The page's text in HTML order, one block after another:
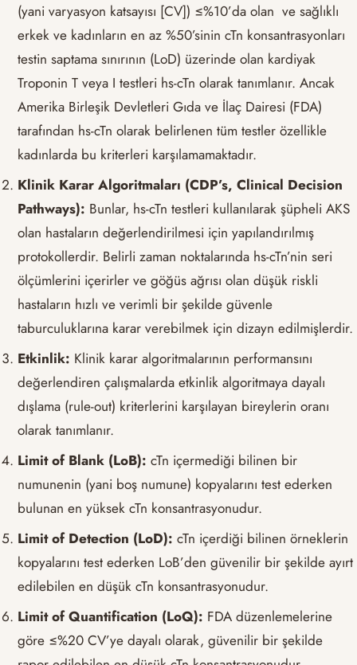
(yani varyasyon katsayısı [CV]) ≤%10’da olan ve sağlıklı
erkek ve kadınların en az %50’sinin cTn konsantrasyonları
testin saptama sınırının (LoD) üzerinde olan kardiyak
Troponin T veya I testleri hs-cTn olarak tanımlanır. Ancak
Amerika Birleşik Devletleri Gıda ve İlaç Dairesi (FDA)
tarafından hs-cTn olarak belirlenen tüm testler özellikle
kadınlarda bu kriterleri karşılamamaktadır.
Klinik Karar Algoritmaları (CDP’s, Clinical Decision
Pathways): Bunlar, hs-cTn testleri kullanılarak şüpheli AKS
olan hastaların değerlendirilmesi için yapılandırılmış
protokollerdir. Belirli zaman noktalarında hs-cTn’nin seri
ölçümlerini içerirler ve göğüs ağrısı olan düşük riskli
hastaların hızlı ve verimli bir şekilde güvenle
taburculuklarına karar verebilmek için dizayn edilmişlerdir.
Etkinlik: Klinik karar algoritmalarının performansını
değerlendiren çalışmalarda etkinlik algoritmaya dayalı
dışlama (rule-out) kriterlerini karşılayan bireylerin oranı
olarak tanımlanır.
Limit of Blank (LoB): cTn içermediği bilinen bir
numunenin (yani boş numune) kopyalarını test ederken
bulunan en yüksek cTn konsantrasyonudur.
Limit of Detection (LoD): cTn içerdiği bilinen örneklerin
kopyalarını test ederken LoB’den güvenilir bir şekilde ayırt
edilebilen en düşük cTn konsantrasyonudur.
Limit of Quantification (LoQ): FDA düzenlemelerine
göre ≤%20 CV’ye dayalı olarak, güvenilir bir şekilde